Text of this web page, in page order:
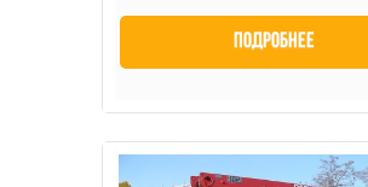
Подробнее